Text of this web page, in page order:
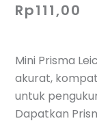
Rp111,00
Mini Prisma
akurat,
untuk
Dapatkan